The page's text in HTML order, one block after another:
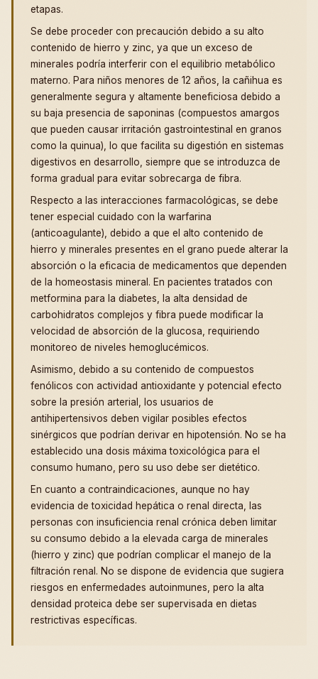
etapas.
Se debe proceder con precaución debido a su alto
contenido de hierro y zinc, ya que un exceso de
minerales podría interferir con el equilibrio metabólico
materno. Para niños menores de 12 años, la cañihua es
generalmente segura y altamente beneficiosa debido a
su baja presencia de saponinas (compuestos amargos
que pueden causar irritación gastrointestinal en granos
como la quinua), lo que facilita su digestión en sistemas
digestivos en desarrollo, siempre que se introduzca de
forma gradual para evitar sobrecarga de fibra.
Respecto a las interacciones farmacológicas, se debe
tener especial cuidado con la warfarina
(anticoagulante), debido a que el alto contenido de
hierro y minerales presentes en el grano puede alterar la
absorción o la eficacia de medicamentos que dependen
de la homeostasis mineral. En pacientes tratados con
metformina para la diabetes, la alta densidad de
carbohidratos complejos y fibra puede modificar la
velocidad de absorción de la glucosa, requiriendo
monitoreo de niveles hemoglucémicos.
Asimismo, debido a su contenido de compuestos
fenólicos con actividad antioxidante y potencial efecto
sobre la presión arterial, los usuarios de
antihipertensivos deben vigilar posibles efectos
sinérgicos que podrían derivar en hipotensión. No se ha
establecido una dosis máxima toxicológica para el
consumo humano, pero su uso debe ser dietético.
En cuanto a contraindicaciones, aunque no hay
evidencia de toxicidad hepática o renal directa, las
personas con insuficiencia renal crónica deben limitar
su consumo debido a la elevada carga de minerales
(hierro y zinc) que podrían complicar el manejo de la
filtración renal. No se dispone de evidencia que sugiera
riesgos en enfermedades autoinmunes, pero la alta
densidad proteica debe ser supervisada en dietas
restrictivas específicas.